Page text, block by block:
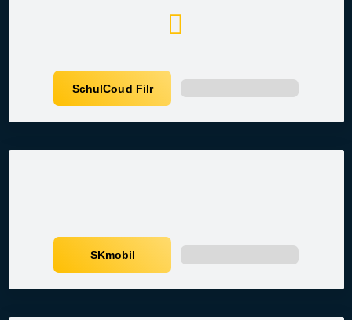
SchulCoud Filr
SKmobil